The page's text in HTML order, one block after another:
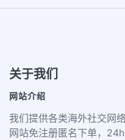
关于我们
网站介绍
我们提供各类海外社交网
网站免注册匿名下单，